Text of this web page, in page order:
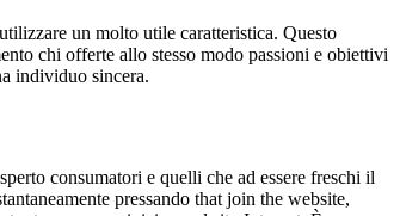
un molto utile caratteristica. Questo
chi offerte allo stesso modo passioni e obiettivi
individuo sincera.
consumatori e quelli che ad essere freschi il
pressando that join the website,